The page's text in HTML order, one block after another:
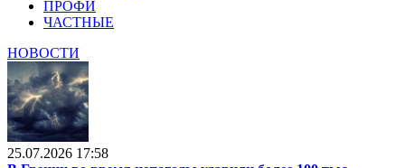
ПРОФИ
ЧАСТНЫЕ
НОВОСТИ
25.07.2026 17:58